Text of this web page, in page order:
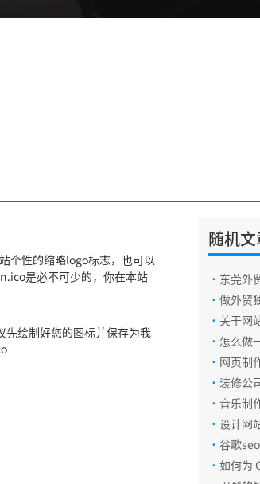
个性的缩略logo标志，也可以
是必不可少的，你在本站
绘制好您的图标并保存为我
随机文
· 东莞外
· 做外贸
· 关于网
· 怎么做
· 网页制
· 装修公
· 音乐制
· 设计网
· 谷歌
· 如何为